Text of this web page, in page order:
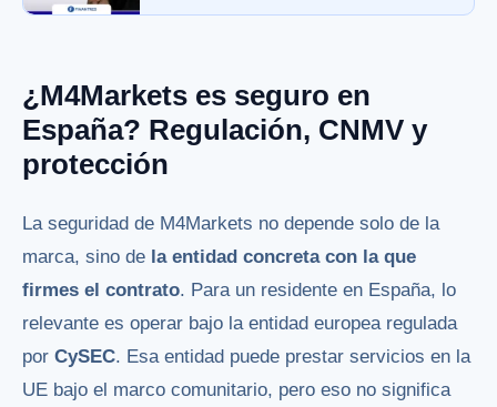
¿M4Markets es seguro en
España? Regulación, CNMV y
protección
La seguridad de M4Markets no depende solo de la
marca, sino de la entidad concreta con la que
firmes el contrato. Para un residente en España, lo
relevante es operar bajo la entidad europea regulada
por CySEC. Esa entidad puede prestar servicios en la
UE bajo el marco comunitario, pero eso no significa